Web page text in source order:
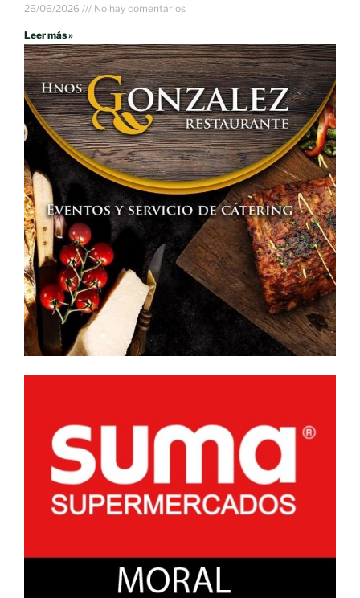
26/06/2026 No hay comentarios
Leer más »